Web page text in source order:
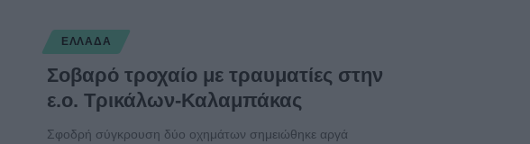
ΕΛΛΆΔΑ
Σοβαρό τροχαίο με τραυματίες στην
ε.ο. Τρικάλων-Καλαμπάκας
Σφοδρή σύγκρουση δύο οχημάτων σημειώθηκε αργά